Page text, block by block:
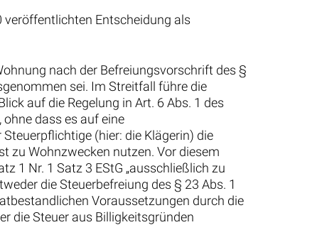
veröffentlichten Entscheidung als
nach der Befreiungsvorschrift des §
sei. Im Streitfall führe die
auf die Regelung in Art. 6 Abs. 1 des
ohne dass es auf eine
(hier: die Klägerin) die
zu Wohnzwecken nutzen. Vor diesem
1 Nr. 1 Satz 3 EStG „ausschließlich zu
die Steuerbefreiung des § 23 Abs. 1
Voraussetzungen durch die
die Steuer aus Billigkeitsgründen